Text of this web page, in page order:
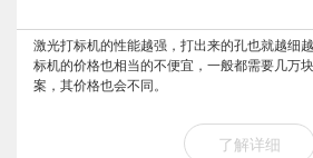
激光打标机的性能越强，打出来的孔也就越细
标机的价格也相当的不便宜，一般都需要几万
案，其价格也会不同。
了解详细